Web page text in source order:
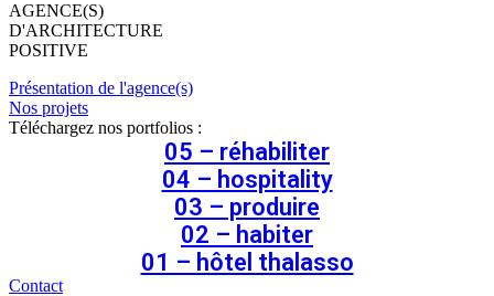
AGENCE(S)
D'ARCHITECTURE
POSITIVE
Présentation de l'agence(s)
Nos projets
Téléchargez nos portfolios :
05 – réhabiliter
04 – hospitality
03 – produire
02 – habiter
01 – hôtel thalasso
Contact